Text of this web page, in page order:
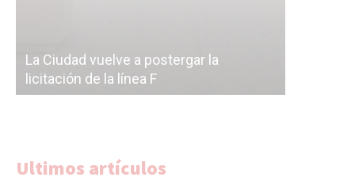
La Ciudad vuelve a postergar la
licitación de la línea F
Ultimos artículos